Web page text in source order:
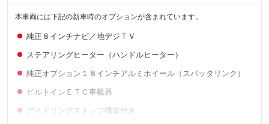
※購入時は必ず現車をご確認下さい。
本車両には下記の新車時のオプションが含まれています。
純正８インチナビ／地デジＴＶ
ステアリングヒーター（ハンドルヒーター）
純正オプション１８インチアルミホイール（スパッタリンク）
ビルトインＥＴＣ車載器
アイドリングストップ機能付き